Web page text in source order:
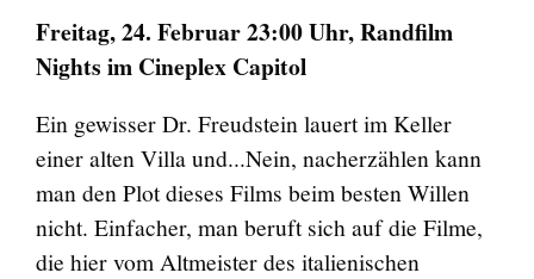
Freitag, 24. Februar 23:00 Uhr, Randfilm
Nights im Cineplex Capitol
Ein gewisser Dr. Freudstein lauert im Keller
einer alten Villa und...Nein, nacherzählen kann
man den Plot dieses Films beim besten Willen
nicht. Einfacher, man beruft sich auf die Filme,
die hier vom Altmeister des italienischen